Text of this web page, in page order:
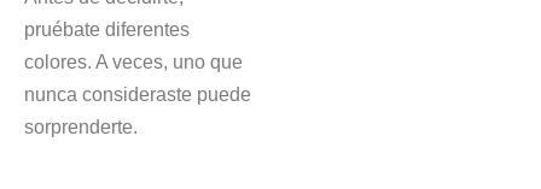
pruébate diferentes
colores. A veces, uno que
nunca consideraste puede
sorprenderte.